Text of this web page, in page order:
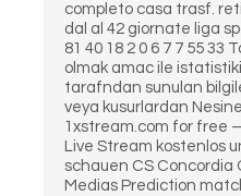
completo casa trasf. reti
dal al 42 giornate liga
81 40 18 2 0 6 7 7 55
olmak amac ile
tarafndan sunulan
veya kusurlardan
1xstream.com for free
Live Stream kostenlos
schauen CS Concordia
Medias Prediction